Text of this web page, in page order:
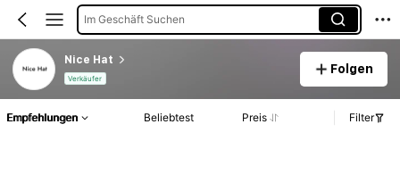
Im Geschäft Suchen
Nice Hat
Verkäufer
Folgen
Empfehlungen Beliebtest Preis Filter